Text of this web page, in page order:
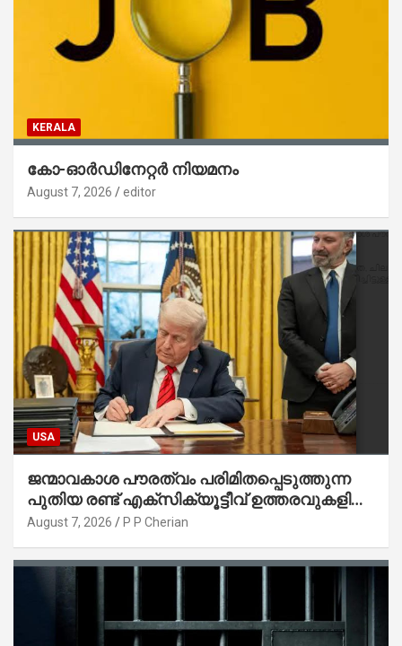
KERALA
കോ-ഓർഡിനേറ്റർ നിയമനം
August 7, 2026 editor
USA
ജന്മാവകാശ പൗരത്വം പരിമിതപ്പെടുത്തുന്ന
പുതിയ രണ്ട് എക്സിക്യൂട്ടീവ് ഉത്തരവുകളിൽ
ട്രംപ് ഒപ്പുവെച്ചു
August 7, 2026 P P Cherian